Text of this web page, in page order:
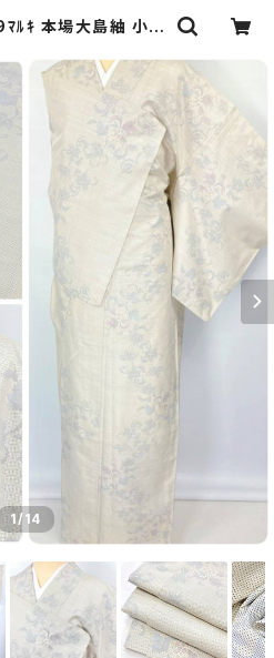
9ﾏﾙｷ 本場大島紬 小紋
和 [online stor
リワ 着物 帯
1/14